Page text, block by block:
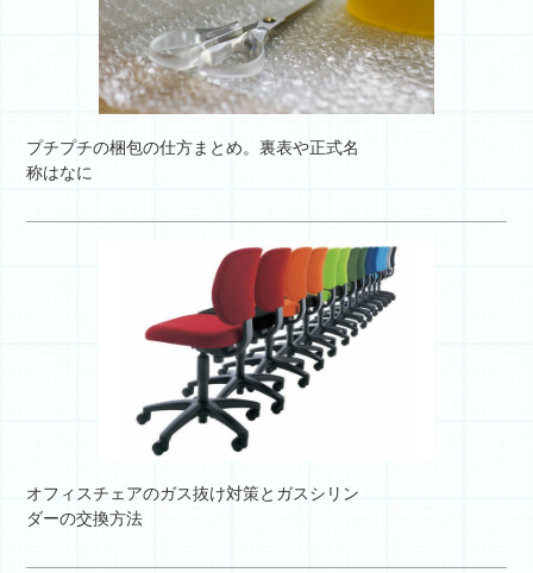
プチプチの梱包の仕方まとめ。裏表や正式名
称はなに
オフィスチェアのガス抜け対策とガスシリン
ダーの交換方法